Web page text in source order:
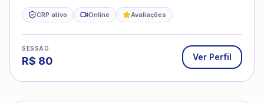
CRP ativo Online Avaliações
SESSÃO
R$ 80 Ver Perfil